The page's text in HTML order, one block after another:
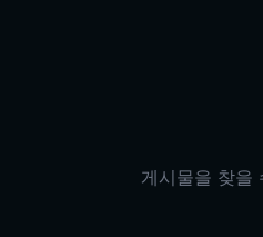
게시물을 찾을